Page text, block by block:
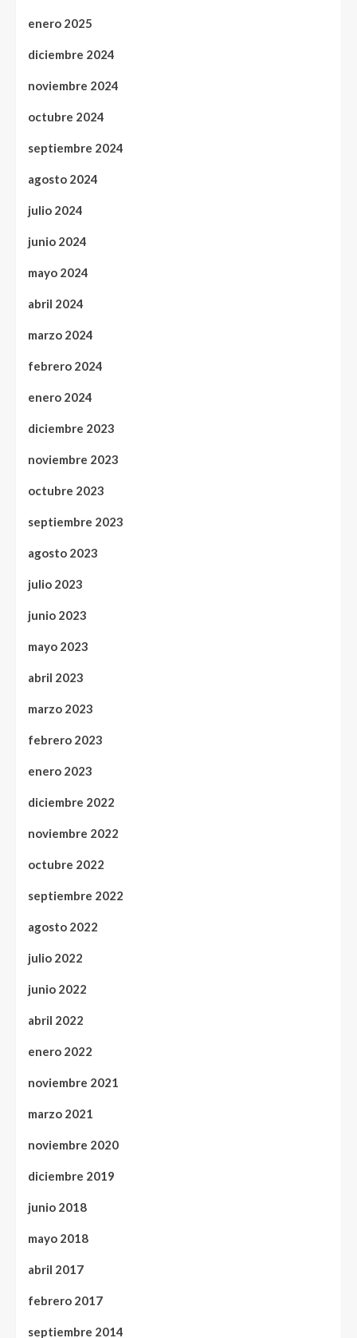
enero 2025
diciembre 2024
noviembre 2024
octubre 2024
septiembre 2024
agosto 2024
julio 2024
junio 2024
mayo 2024
abril 2024
marzo 2024
febrero 2024
enero 2024
diciembre 2023
noviembre 2023
octubre 2023
septiembre 2023
agosto 2023
julio 2023
junio 2023
mayo 2023
abril 2023
marzo 2023
febrero 2023
enero 2023
diciembre 2022
noviembre 2022
octubre 2022
septiembre 2022
agosto 2022
julio 2022
junio 2022
abril 2022
enero 2022
noviembre 2021
marzo 2021
noviembre 2020
diciembre 2019
junio 2018
mayo 2018
abril 2017
febrero 2017
septiembre 2014